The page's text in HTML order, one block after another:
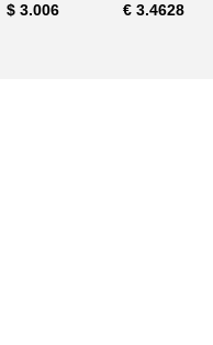
3.006
$ 3.4628
€